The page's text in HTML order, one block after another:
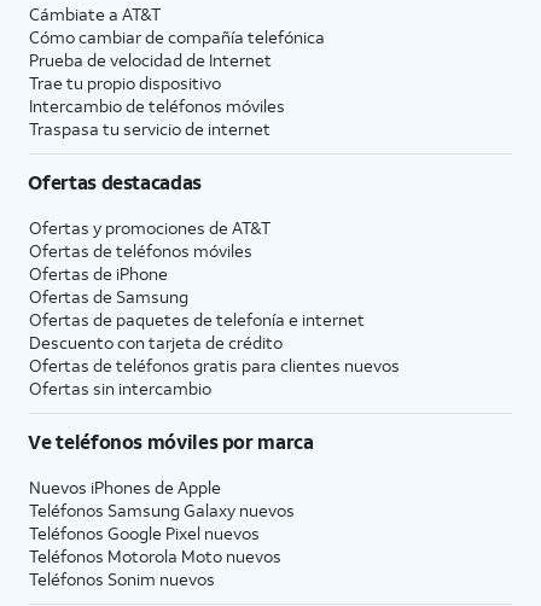
Cámbiate a AT&T
Cómo cambiar de compañía telefónica
Prueba de velocidad de Internet
Trae tu propio dispositivo
Intercambio de teléfonos móviles
Traspasa tu servicio de internet
Ofertas destacadas
Ofertas y promociones de AT&T
Ofertas de teléfonos móviles
Ofertas de iPhone
Ofertas de Samsung
Ofertas de paquetes de telefonía e internet
Descuento con tarjeta de crédito
Ofertas de teléfonos gratis para clientes nuevos
Ofertas sin intercambio
Ve teléfonos móviles por marca
Nuevos iPhones de Apple
Teléfonos Samsung Galaxy nuevos
Teléfonos Google Pixel nuevos
Teléfonos Motorola Moto nuevos
Teléfonos Sonim nuevos